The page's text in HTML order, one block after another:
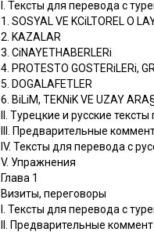
I. Тексты для перевода с
1. SOSYAL VE KCiLTOREL О
2. KAZALAR
3. CiNAYETHABERLERi
4. PROTESTO GOSTERiLERi,
5. DOGALAFETLER
6. BiLiM, TEKNiK VE UZAY
II. Турецкие и русские
III. Предварительные
IV. Тексты для перевода с
V. Упражнения
Глава 1
Визиты, переговоры
I. Тексты для перевода с
II. Предварительные